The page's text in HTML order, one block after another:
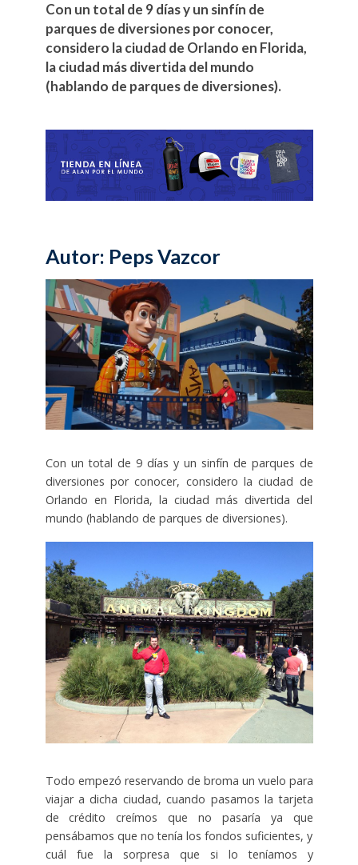
Con un total de 9 días y un sinfín de
parques de diversiones por conocer,
considero la ciudad de Orlando en Florida,
la ciudad más divertida del mundo
(hablando de parques de diversiones).
Autor: Peps Vazcor
Con un total de 9 días y un sinfín de parques de
diversiones por conocer, considero la ciudad de
Orlando en Florida, la ciudad más divertida del
mundo (hablando de parques de diversiones).
Todo empezó reservando de broma un vuelo para
viajar a dicha ciudad, cuando pasamos la tarjeta
de crédito creímos que no pasaría ya que
pensábamos que no tenía los fondos suficientes, y
cuál fue la sorpresa que si lo teníamos y